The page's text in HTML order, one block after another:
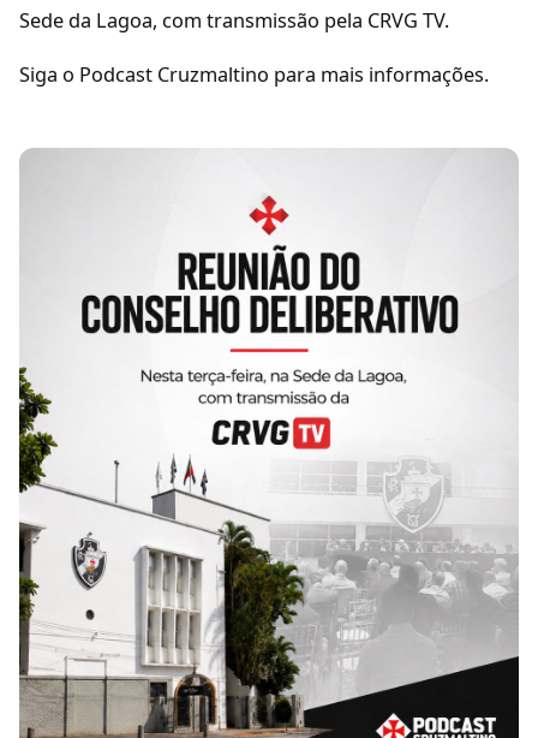
Sede da Lagoa, com transmissão pela CRVG TV.
Siga o Podcast Cruzmaltino para mais informações.